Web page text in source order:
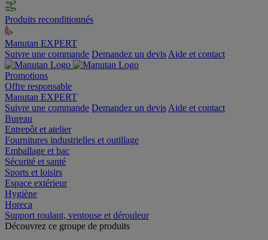
Produits reconditionnés
Manutan EXPERT
Suivre une commande Demandez un devis Aide et contact
Promotions
Offre responsable
Manutan EXPERT
Suivre une commande Demandez un devis Aide et contact
Bureau
Entrepôt et atelier
Fournitures industrielles et outillage
Emballage et bac
Sécurité et santé
Sports et loisirs
Espace extérieur
Hygiène
Horeca
Support roulant, ventouse et dérouleur
Découvrez ce groupe de produits